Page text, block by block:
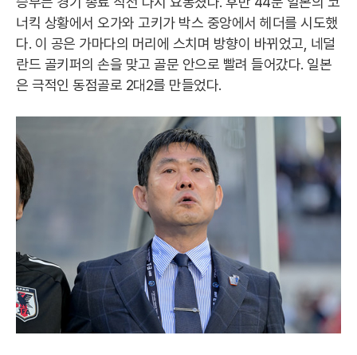
너킥 상황에서 오가와 고키가 박스 중앙에서 헤더를 시도했
다. 이 공은 가마다의 머리에 스치며 방향이 바뀌었고, 네덜
란드 골키퍼의 손을 맞고 골문 안으로 빨려 들어갔다. 일본
은 극적인 동점골로 2대2를 만들었다.